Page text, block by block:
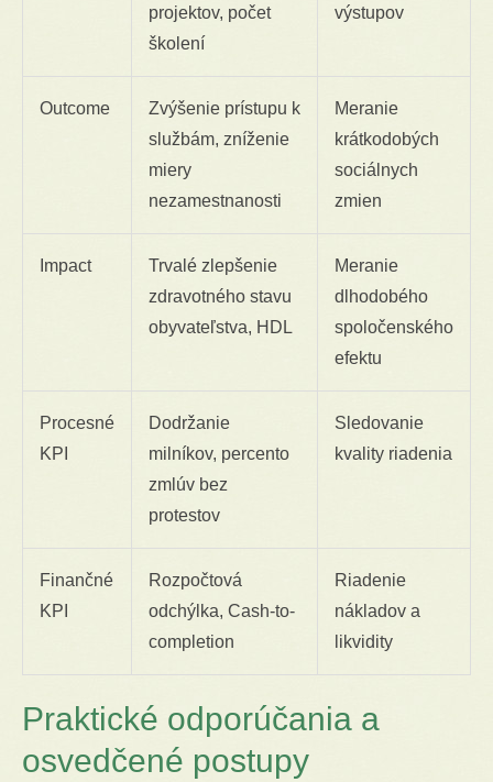
projektov, počet
školení
výstupov
Outcome
Zvýšenie prístupu k
službám, zníženie
miery
nezamestnanosti
Meranie
krátkodobých
sociálnych
zmien
Impact
Trvalé zlepšenie
zdravotného stavu
obyvateľstva, HDL
Meranie
dlhodobého
spoločenského
efektu
Procesné
KPI
Dodržanie
milníkov, percento
zmlúv bez
protestov
Sledovanie
kvality riadenia
Finančné
KPI
Rozpočtová
odchýlka, Cash-to-
completion
Riadenie
nákladov a
likvidity
Praktické odporúčania a
osvedčené postupy